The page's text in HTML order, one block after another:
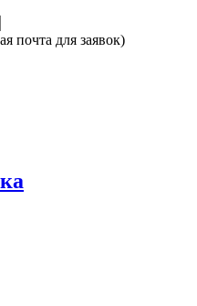
почта для заявок)